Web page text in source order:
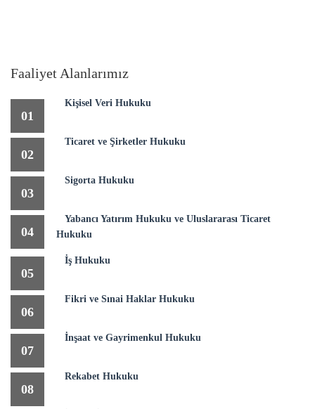
Faaliyet Alanlarımız
01
Kişisel Veri Hukuku
02
Ticaret ve Şirketler Hukuku
03
Sigorta Hukuku
04
Yabancı Yatırım Hukuku ve Uluslararası Ticaret
Hukuku
05
İş Hukuku
06
Fikri ve Sınai Haklar Hukuku
07
İnşaat ve Gayrimenkul Hukuku
08
Rekabet Hukuku